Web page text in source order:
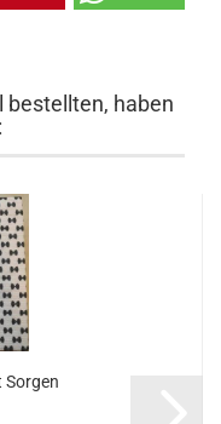
bestellten, haben
Sorgen